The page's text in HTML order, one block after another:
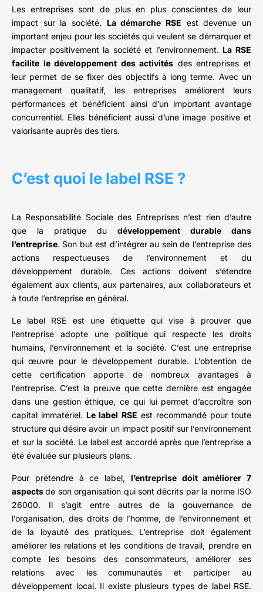
Les entreprises sont de plus en plus conscientes de leur
impact sur la société. La démarche RSE est devenue un
important enjeu pour les sociétés qui veulent se démarquer et
impacter positivement la société et l’environnement. La RSE
facilite le développement des activités des entreprises et
leur permet de se fixer des objectifs à long terme. Avec un
management qualitatif, les entreprises améliorent leurs
performances et bénéficient ainsi d’un important avantage
concurrentiel. Elles bénéficient aussi d’une image positive et
valorisante auprès des tiers.
C’est quoi le label RSE ?
La Responsabilité Sociale des Entreprises n’est rien d’autre
que la pratique du développement durable dans
l’entreprise. Son but est d’intégrer au sein de l’entreprise des
actions respectueuses de l’environnement et du
développement durable. Ces actions doivent s’étendre
également aux clients, aux partenaires, aux collaborateurs et
à toute l’entreprise en général.
Le label RSE est une étiquette qui vise à prouver que
l’entreprise adopte une politique qui respecte les droits
humains, l’environnement et la société. C’est une entreprise
qui œuvre pour le développement durable. L’obtention de
cette certification apporte de nombreux avantages à
l’entreprise. C’est la preuve que cette dernière est engagée
dans une gestion éthique, ce qui lui permet d’accroître son
capital immatériel. Le label RSE est recommandé pour toute
structure qui désire avoir un impact positif sur l’environnement
et sur la société. Le label est accordé après que l’entreprise a
été évaluée sur plusieurs plans.
Pour prétendre à ce label, l’entreprise doit améliorer 7
aspectsde son organisation qui sont décrits par la norme ISO
26000. Il s’agit entre autres de la gouvernance de
l’organisation, des droits de l’homme, de l’environnement et
de la loyauté des pratiques. L’entreprise doit également
améliorer les relations et les conditions de travail, prendre en
compte les besoins des consommateurs, améliorer ses
relations avec les communautés et participer au
développement local. Il existe plusieurs types de label RSE.